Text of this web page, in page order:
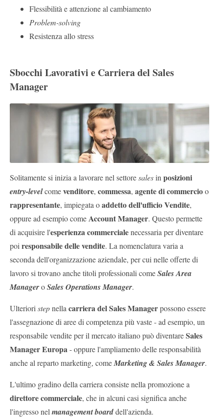
Flessibilità e attenzione al cambiamento
Problem-solving
Resistenza allo stress
Sbocchi Lavorativi e Carriera del Sales
Manager
Solitamente si inizia a lavorare nel settoresalesin posizioni
entry-levelcomevenditore, commessa, agente di commercioo
rappresentante, impiegata oaddetto dell'ufficio Vendite,
oppure ad esempio comeAccount Manager. Questo permette
di acquisire l'esperienzacommercialenecessaria per diventare
poi responsabile delle vendite. La nomenclatura varia a
seconda dell'organizzazione aziendale, per cui nelle offerte di
lavoro si trovano anche titoli professionali comeSales Area
ManageroSales Operations Manager.
Ulteriori stepnella carriera del Sales Managerpossono essere
l'assegnazione di aree di competenza più vaste - ad esempio, un
responsabile vendite per il mercato italiano può diventareSales
Manager Europa- oppure l'ampliamento delle responsabilità
anche al reparto marketing, comeMarketing & Sales Manager.
L'ultimo gradino della carriera consiste nella promozione a
direttore commerciale, che in alcuni casi significa anche
l'ingresso nel management boarddell'azienda.